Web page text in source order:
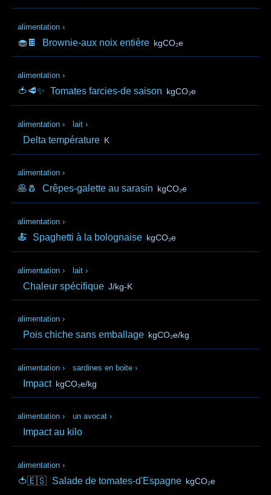
alimentation ›
🧁🍫 Brownie-aux noix entière kgCO₂e
alimentation ›
🍅🥩✨ Tomates farcies-de saison kgCO₂e
alimentation › lait ›
Delta température K
alimentation ›
🥞🧂 Crêpes-galette au sarasin kgCO₂e
alimentation ›
🍝 Spaghetti à la bolognaise kgCO₂e
alimentation › lait ›
Chaleur spécifique J/kg-K
alimentation ›
Pois chiche sans emballage kgCO₂e/kg
alimentation › sardines en boite ›
Impact kgCO₂e/kg
alimentation › un avocat ›
Impact au kilo
alimentation ›
🍅🇪🇸 Salade de tomates-d'Espagne kgCO₂e